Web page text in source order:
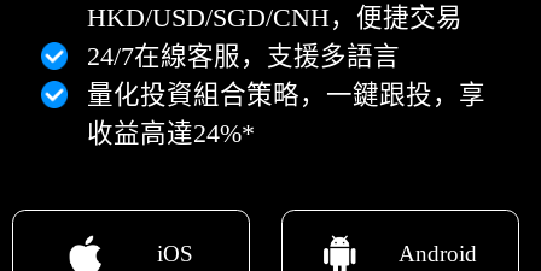
HKD/USD/SGD/CNH，便捷交易
24/7在線客服，支援多語言
量化投資組合策略，一鍵跟投，享
收益高達24%*
iOS Android